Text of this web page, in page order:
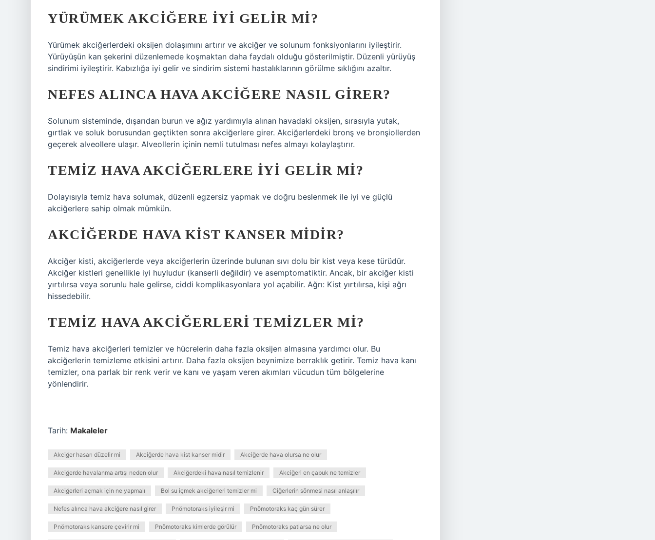
YÜRÜMEK AKCIĞERE IYI GELIR MI?
Yürümek akciğerlerdeki oksijen dolaşımını artırır ve akciğer ve solunum fonksiyonlarını iyileştirir.
Yürüyüşün kan şekerini düzenlemede koşmaktan daha faydalı olduğu gösterilmiştir. Düzenli yürüyüş
sindirimi iyileştirir. Kabızlığa iyi gelir ve sindirim sistemi hastalıklarının görülme sıklığını azaltır.
NEFES ALINCA HAVA AKCIĞERE NASIL GIRER?
Solunum sisteminde, dışarıdan burun ve ağız yardımıyla alınan havadaki oksijen, sırasıyla yutak,
gırtlak ve soluk borusundan geçtikten sonra akciğerlere girer. Akciğerlerdeki bronş ve bronşiollerden
geçerek alveollere ulaşır. Alveollerin içinin nemli tutulması nefes almayı kolaylaştırır.
TEMIZ HAVA AKCIĞERLERE IYI GELIR MI?
Dolayısıyla temiz hava solumak, düzenli egzersiz yapmak ve doğru beslenmek ile iyi ve güçlü
akciğerlere sahip olmak mümkün.
AKCIĞERDE HAVA KIST KANSER MIDIR?
Akciğer kisti, akciğerlerde veya akciğerlerin üzerinde bulunan sıvı dolu bir kist veya kese türüdür.
Akciğer kistleri genellikle iyi huyludur (kanserli değildir) ve asemptomatiktir. Ancak, bir akciğer kisti
yırtılırsa veya sorunlu hale gelirse, ciddi komplikasyonlara yol açabilir. Ağrı: Kist yırtılırsa, kişi ağrı
hissedebilir.
TEMIZ HAVA AKCIĞERLERI TEMIZLER MI?
Temiz hava akciğerleri temizler ve hücrelerin daha fazla oksijen almasına yardımcı olur. Bu
akciğerlerin temizleme etkisini artırır. Daha fazla oksijen beynimize berraklık getirir. Temiz hava kanı
temizler, ona parlak bir renk verir ve kanı ve yaşam veren akımları vücudun tüm bölgelerine
yönlendirir.
Tarih: Makaleler
Akciğer hasarı düzelir mi Akciğerde hava kist kanser midir Akciğerde hava olursa ne olur
Akciğerde havalanma artışı neden olur Akciğerdeki hava nasıl temizlenir Akciğeri en çabuk ne temizler
Akciğerleri açmak için ne yapmalı Bol su içmek akciğerleri temizler mi Ciğerlerin sönmesi nasıl anlaşılır
Nefes alınca hava akciğere nasıl girer Pnömotoraks iyileşir mi Pnömotoraks kaç gün sürer
Pnömotoraks kansere çevirir mi Pnömotoraks kimlerde görülür Pnömotoraks patlarsa ne olur